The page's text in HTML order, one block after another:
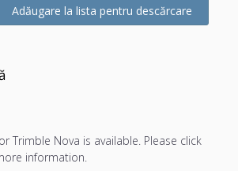
Adăugare la lista pentru descărcare
Trimble Nova is available. Please click
information.